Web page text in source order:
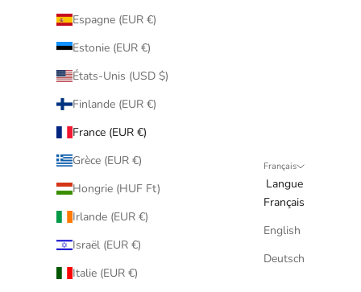
Espagne (EUR €)
Estonie (EUR €)
États-Unis (USD $)
Finlande (EUR €)
France (EUR €)
Grèce (EUR €)
Hongrie (HUF Ft)
Irlande (EUR €)
Israël (EUR €)
Italie (EUR €)
Français
Langue
Français
English
Deutsch